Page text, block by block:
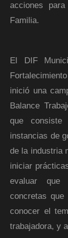
acciones
Familia.
El DIF
inició una
Balance
que
instancias de
de la industria
iniciar
evaluar que
concretas
conocer el
trabajadora, y